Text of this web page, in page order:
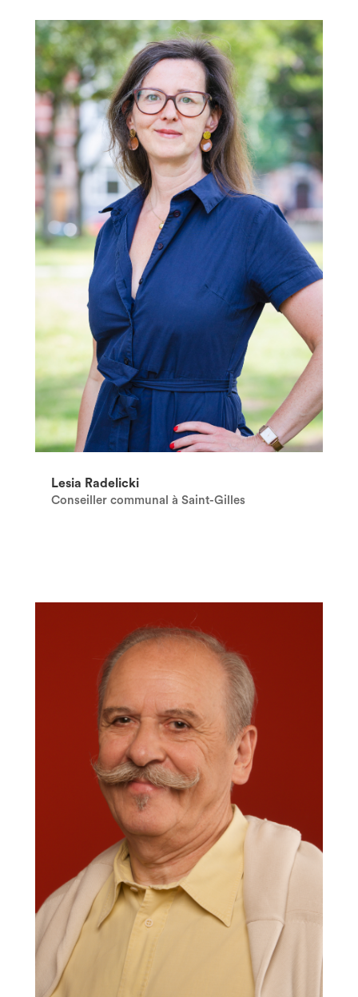
Lesia Radelicki
Conseiller communal à Saint-Gilles